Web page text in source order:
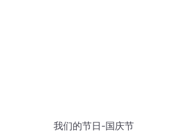
我们的节日-国庆节